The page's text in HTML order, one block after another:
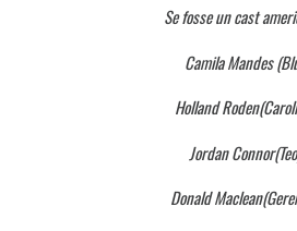
Se fosse un cast
Camila Mandes
Holland
Jordan
Donald